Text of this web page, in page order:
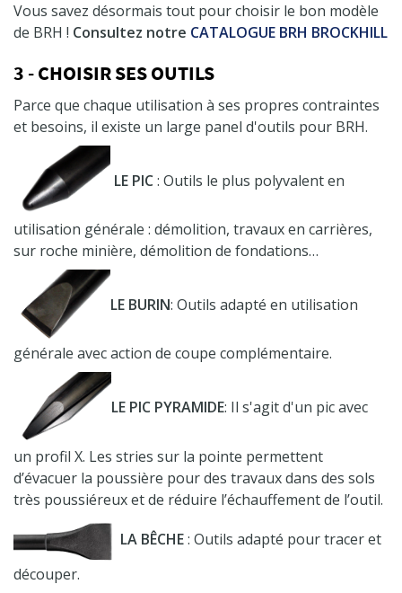
Vous savez désormais tout pour choisir le bon modèle
de BRH ! Consultez notre CATALOGUE BRH BROCKHILL
3 - CHOISIR SES OUTILS
Parce que chaque utilisation à ses propres contraintes
et besoins, il existe un large panel d'outils pour BRH.
LE PIC: Outils le plus polyvalent en
utilisation générale : démolition, travaux en carrières,
sur roche minière, démolition de fondations…
LE BURIN: Outils adapté en utilisation
générale avec action de coupe complémentaire.
LE PIC PYRAMIDE: Il s'agit d'un pic avec
un profil X. Les stries sur la pointe permettent
d’évacuer la poussière pour des travaux dans des sols
très poussiéreux et de réduire l’échauffement de l’outil.
LA BÊCHE: Outils adapté pour tracer et
découper.